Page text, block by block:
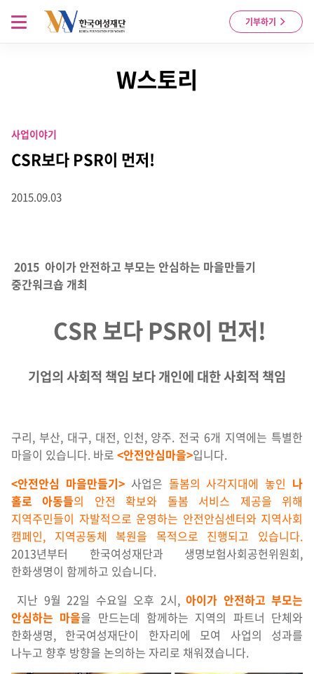
Skip to content
기부하기
메뉴 열기
W스토리
사업이야기
CSR보다 PSR이 먼저!
2015.09.03
2015 아이가 안전하고 부모는 안심하는 마을만들기
중간워크숍 개최
CSR 보다 PSR이 먼저!
기업의 사회적 책임 보다개인에 대한 사회적 책임
구리, 부산, 대구, 대전, 인천, 양주. 전국 6개 지역에는 특별한
마을이 있습니다. 바로 <안전안심마을>입니다.
<안전안심 마을만들기>사업은 돌봄의 사각지대에 놓인 나
홀로 아동들의 안전 확보와 돌봄 서비스 제공을 위해
지역주민들이 자발적으로 운영하는 안전안심센터와 지역사회
캠페인, 지역공동체 복원을 목적으로 진행되고 있습니다.
2013년부터 한국여성재단과 생명보험사회공헌위원회,
한화생명이 함께하고 있습니다.
지난 9월 22일 수요일 오후 2시, 아이가 안전하고 부모는
안심하는 마을을 만드는데 함께하는 지역의 파트너 단체와
한화생명, 한국여성재단이 한자리에 모여 사업의 성과를
나누고 향후 방향을 논의하는 자리로 채워졌습니다.